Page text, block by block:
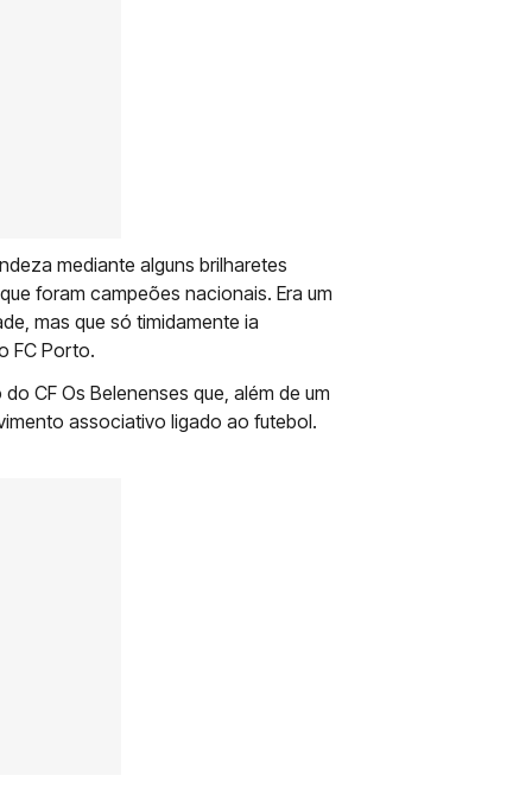
mediante alguns brilharetes
foram campeões nacionais. Era um
mas que só timidamente ia
FC Porto.
CF Os Belenenses que, além de um
associativo ligado ao futebol.